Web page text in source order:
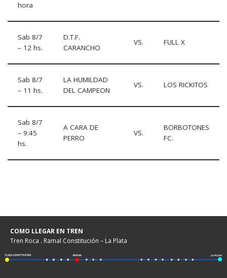
hora
Sab 8/7
– 12 hs.
D.T.F.
CARANCHO
VS. FULL X
Sab 8/7
– 11 hs.
LA HUMILDAD
DEL CAMPEON
VS. LOS RICKITOS
Sab 8/7
– 9:45
hs.
A CARA DE
PERRO
VS.
BORBOTONES
FC.
COMO LLEGAR EN TREN
Tren Roca . Ramal Constitución – La Plata